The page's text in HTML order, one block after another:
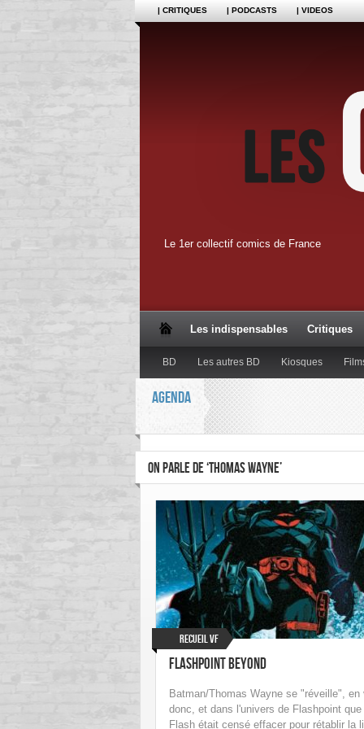
| CRITIQUES | PODCASTS | VIDEOS
Le 1er collectif comics de France
Les indispensables Critiques
BD Les autres BD Kiosques
AGENDA
ON PARLE DE ‘THOMAS WAYNE’
Recueil VF
Flashpoint Beyond
Batman/Thomas Wayne se "réveille", en
donc, et dans l'univers de Flashpoint que
Flash était censé effacer pour rétablir la